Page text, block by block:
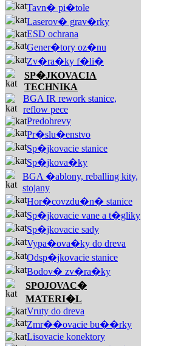
Tavn� pi�tole
Laserov� grav�rky
ESD ochrana
Gener�tory oz�nu
Zv�ra�ky f�li�
SP�JKOVACIA
TECHNIKA
BGA IR rework stanice,
reflow pece
Predohrevy
Pr�slu�enstvo
Sp�jkovacie stanice
Sp�jkova�ky
BGA �ablony, reballing kity,
stojany
Hor�covzdu�n� stanice
Sp�jkovacie vane a t�gliky
Sp�jkovacie sady
Vypa�ova�ky do dreva
Odsp�jkovacie stanice
Bodov� zv�ra�ky
SPOJOVAC�
MATERI�L
Vruty do dreva
Zmr��ovacie bu��rky
Lisovacie konektory